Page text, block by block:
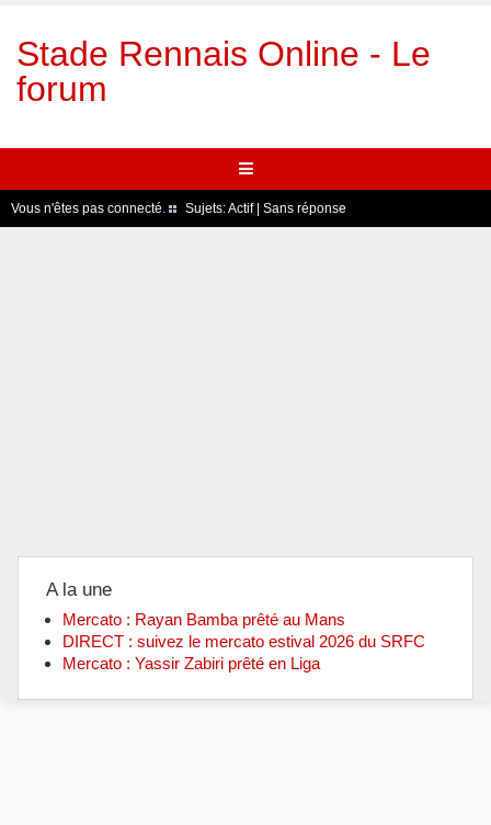
Stade Rennais Online - Le
forum
Vous n'êtes pas connecté. Sujets:Actif| Sans réponse
A la une
Mercato : Rayan Bamba prêté au Mans
DIRECT : suivez le mercato estival 2026 du SRFC
Mercato : Yassir Zabiri prêté en Liga